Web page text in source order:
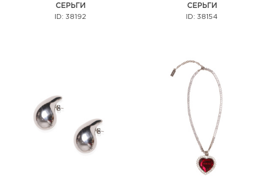
СЕРЬГИ
ID: 38192
СЕРЬГИ
ID: 38154